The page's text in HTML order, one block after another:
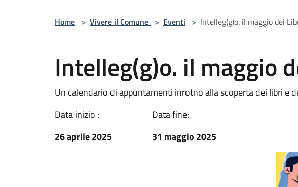
Home > Vivere il Comune > Eventi > Intelleg(g)o. il maggio dei
Intelleg(g)o. il maggio
Un calendario di appuntamenti inrotno alla scoperta dei libri e
Data inizio :
26 aprile 2025
Data fine:
31 maggio 2025